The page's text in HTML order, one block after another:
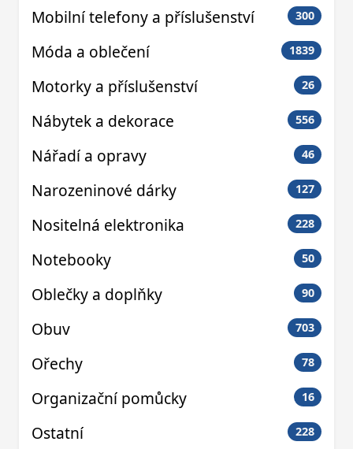
Mobilní telefony a příslušenství 300
Móda a oblečení 1839
Motorky a příslušenství 26
Nábytek a dekorace 556
Nářadí a opravy 46
Narozeninové dárky 127
Nositelná elektronika 228
Notebooky 50
Oblečky a doplňky 90
Obuv 703
Ořechy 78
Organizační pomůcky 16
Ostatní 228